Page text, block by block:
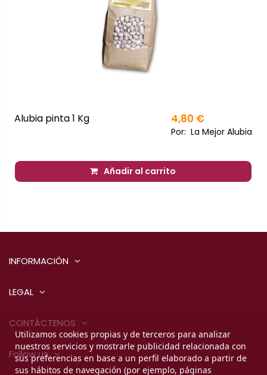
Alubia pinta 1 Kg 4,80 €
Por: La Mejor Alubia
Añadir al carrito
INFORMACIÓN
LEGAL
CONTÁCTENOS
Utilizamos cookies propias y de terceros para analizar
nuestros servicios y mostrarle publicidad relacionada con
sus preferencias en base a un perfil elaborado a partir de
sus hábitos de navegación (por ejemplo, páginas
Follow us